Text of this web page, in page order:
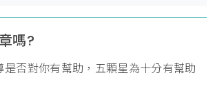
嗎?
否對你有幫助，五顆星為十分有幫助